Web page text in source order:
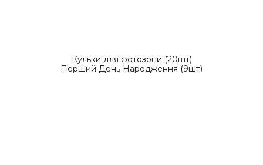
Кульки для фотозони (20шт)
Перший День Народження (9шт)